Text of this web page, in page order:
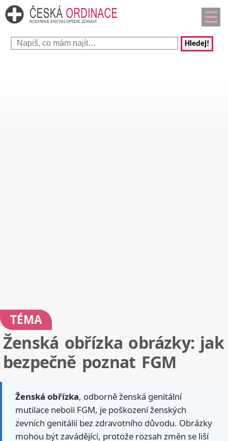
Hledej!
TÉMA
Ženská obřízka obrázky: jak
bezpečně poznat FGM
Ženská obřízka, odborně ženská genitální
mutilace neboli FGM, je poškození ženských
zevních genitálií bez zdravotního důvodu. Obrázky
mohou být zavádějící, protože rozsah změn se liší